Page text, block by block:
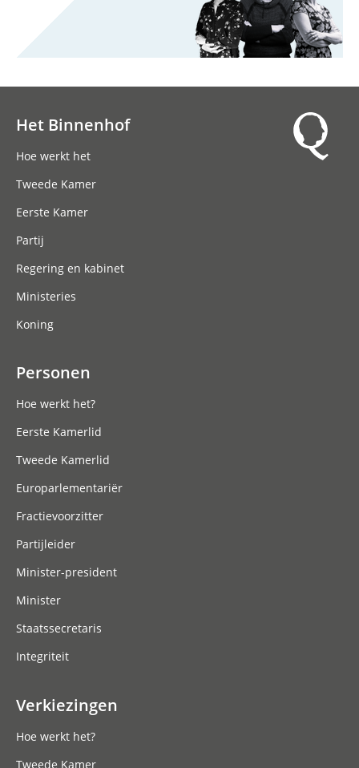
Het Binnenhof
Hoe werkt het
Tweede Kamer
Eerste Kamer
Partij
Regering en kabinet
Ministeries
Koning
Personen
Hoe werkt het?
Eerste Kamerlid
Tweede Kamerlid
Europarlementariër
Fractievoorzitter
Partijleider
Minister-president
Minister
Staatssecretaris
Integriteit
Verkiezingen
Hoe werkt het?
Tweede Kamer